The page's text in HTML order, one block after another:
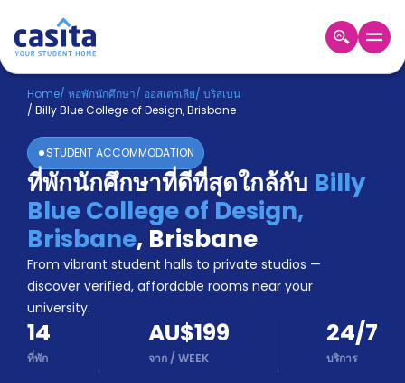
Home TH AUD
เข้าสู่
ระบบ
Booking
Accommodation
About
us
Blog
Refer
And
Earn
Become
A
Partner
Help
Home/ หอพักนักศึกษา/ ออสเตรเลีย/ บริสเบน
/ Billy Blue College of Design, Brisbane
STUDENT ACCOMMODATION
ที่พักนักศึกษาที่ดีที่สุดใกล้กับ Billy
Blue College of Design,
Brisbane, Brisbane
From vibrant student halls to private studios —
discover verified, affordable rooms near your
university.
14
ที่พัก
AU$199
จาก/ WEEK
24/7
บริการ